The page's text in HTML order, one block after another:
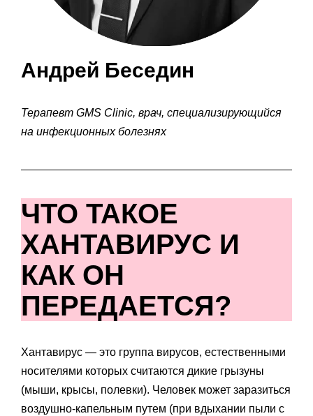
Андрей Беседин
Терапевт GMS Clinic, врач, специализирующийся
на инфекционных болезнях
ЧТО ТАКОЕ
ХАНТАВИРУС И
КАК ОН
ПЕРЕДАЕТСЯ?
Хантавирус — это группа вирусов, естественными
носителями которых считаются дикие грызуны
(мыши, крысы, полевки). Человек может заразиться
воздушно-капельным путем (при вдыхании пыли с